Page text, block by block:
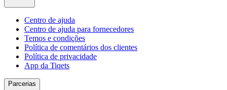
Centro de ajuda
Centro de ajuda para fornecedores
Temos e condições
Política de comentários dos clientes
Política de privacidade
App da Tiqets
Parcerias